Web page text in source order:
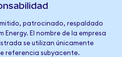
patrocinado, respaldado
El nombre de la empresa
se utilizan únicamente
referencia subyacente.